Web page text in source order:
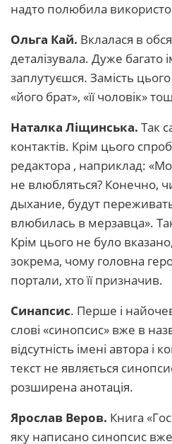
надто полюбила
Ольга Кай. Вклалася в
деталізувала. Дуже багато
заплутуєшся. Замість
«його брат», «її чоловік»
Наталка Ліщинська. Так
контактів. Крім цього
редактора , наприклад:
не влюбляться? Конечно,
дыхание, будут
влюбилась в мерзавца».
Крім цього не було
зокрема, чому головна
портали, хто її призначив.
Синапсис. Перше і
слові «синопсис» вже в
відсутність імені автора і
текст не являється
розширена анотація.
Ярослав Веров. Книга
яку написано синопсис вже